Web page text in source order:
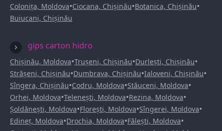
Colonița, Moldova•Ciocana, Chișinău•Botanica, Chișinău•
Buiucani, Chișinău
gips carton hidro
Chișinău, Moldova•Trușeni, Chișinău•Durlești, Chișinău•
Strășeni, Chișinău•Dumbrava, Chișinău•Ialoveni, Chișinău•
Sîngera, Chișinău•Codru, Moldova•Stăuceni, Moldova•
Orhei, Moldova•Telenești, Moldova•Rezina, Moldova•
Șoldănești, Moldova•Florești, Moldova•Sîngerei, Moldova•
Edineț, Moldova•Drochia, Moldova•Fălești, Moldova•